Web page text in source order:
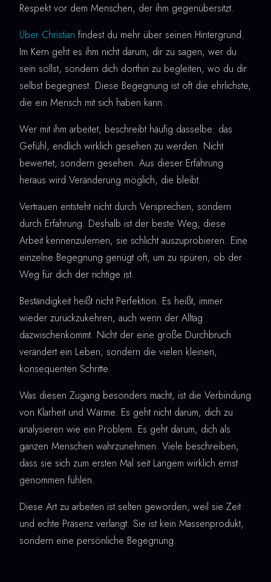
Respekt vor dem Menschen, der ihm gegenübersitzt.
Über Christian findest du mehr über seinen Hintergrund.
Im Kern geht es ihm nicht darum, dir zu sagen, wer du
sein sollst, sondern dich dorthin zu begleiten, wo du dir
selbst begegnest. Diese Begegnung ist oft die ehrlichste,
die ein Mensch mit sich haben kann.
Wer mit ihm arbeitet, beschreibt häufig dasselbe: das
Gefühl, endlich wirklich gesehen zu werden. Nicht
bewertet, sondern gesehen. Aus dieser Erfahrung
heraus wird Veränderung möglich, die bleibt.
Vertrauen entsteht nicht durch Versprechen, sondern
durch Erfahrung. Deshalb ist der beste Weg, diese
Arbeit kennenzulernen, sie schlicht auszuprobieren. Eine
einzelne Begegnung genügt oft, um zu spüren, ob der
Weg für dich der richtige ist.
Beständigkeit heißt nicht Perfektion. Es heißt, immer
wieder zurückzukehren, auch wenn der Alltag
dazwischenkommt. Nicht der eine große Durchbruch
verändert ein Leben, sondern die vielen kleinen,
konsequenten Schritte.
Was diesen Zugang besonders macht, ist die Verbindung
von Klarheit und Wärme. Es geht nicht darum, dich zu
analysieren wie ein Problem. Es geht darum, dich als
ganzen Menschen wahrzunehmen. Viele beschreiben,
dass sie sich zum ersten Mal seit Langem wirklich ernst
genommen fühlen.
Diese Art zu arbeiten ist selten geworden, weil sie Zeit
und echte Präsenz verlangt. Sie ist kein Massenprodukt,
sondern eine persönliche Begegnung.